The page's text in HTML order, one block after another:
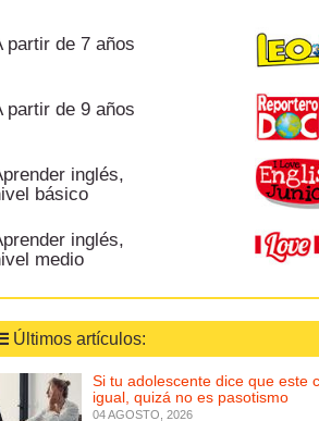
partir de 7 años
partir de 9 años
inglés,
básico
inglés,
medio
Últimos artículos:
Si tu adolescente dice que este
igual, quizá no es pasotismo
04 AGOSTO, 2026